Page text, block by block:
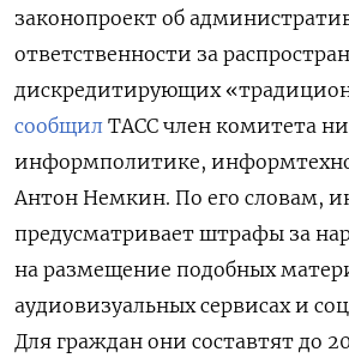
законопроект об
ответственности за
дискредитирующих
сообщил ТАСС член комитета
информполитике,
Антон Немкин. По его словам,
предусматривает штрафы за
на размещение подобных
аудиовизуальных сервисах и
Для граждан они составтят до